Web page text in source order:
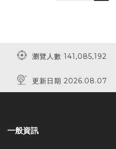
瀏覽人數 141,085,192
更新日期 2026.08.07
一般資訊